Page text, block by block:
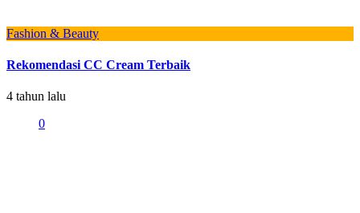
Fashion & Beauty
Rekomendasi CC Cream Terbaik
4 tahun lalu
0